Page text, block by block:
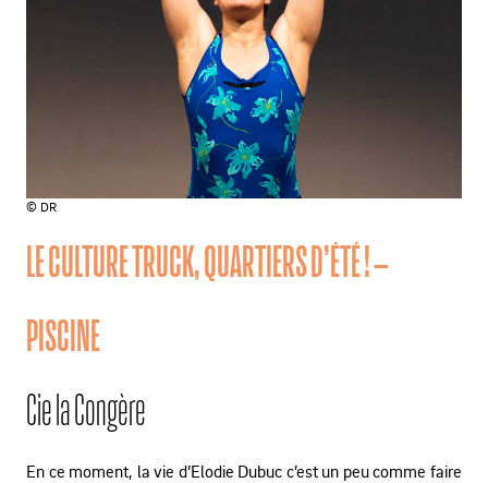
© DR
LE CULTURE TRUCK, QUARTIERS D’ÉTÉ ! –
PISCINE
Cie la Congère
En ce moment, la vie d’Elodie Dubuc c’est un peu comme faire